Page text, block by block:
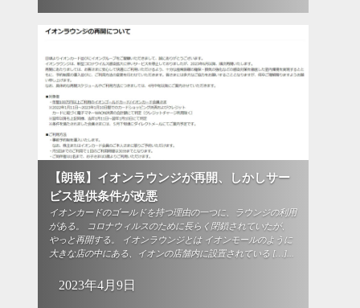
【朗報】イオンラウンジが再開、しかしサー
ビス提供条件が改悪
イオンカードのゴールドを持つ理由の一つに、ラウンジの利用
がある。 コロナウィルスのために長らく閉鎖されていたが、
やっと再開する。 イオンラウンジとは イオンモールのように
大きな店の中にある、イオンの店舗内に設置されている […]...
2023年4月9日